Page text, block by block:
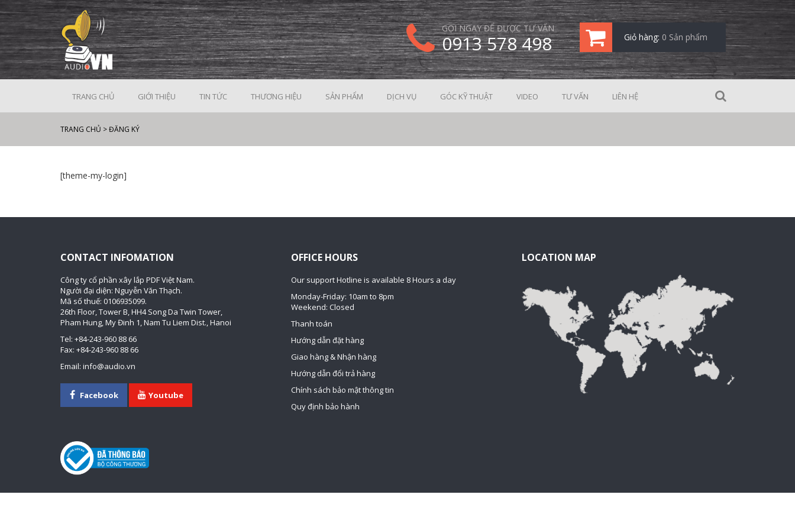
GỌI NGAY ĐỂ ĐƯỢC TƯ VẤN
0913 578 498 Giỏ hàng: 0 Sản phẩm
TRANG CHỦ GIỚI THIỆU TIN TỨC THƯƠNG HIỆU SẢN PHẨM DỊCH VỤ GÓC KỸ THUẬT VIDEO TƯ VẤN LIÊN HỆ
TRANG CHỦ >ĐĂNG KÝ
[theme-my-login]
CONTACT INFOMATION
Công ty cổ phần xây lắp PDF Việt Nam.
Người đại diện: Nguyễn Văn Thạch.
Mã số thuế: 0106935099.
26th Floor, Tower B, HH4 Song Da Twin Tower,
Pham Hung, My Đinh 1, Nam Tu Liem Dist., Hanoi
Tel: +84-243-960 88 66
Fax: +84-243-960 88 66
Email: info@audio.vn
Facebook Youtube
OFFICE HOURS
Our support Hotline is available 8 Hours a day
Monday-Friday: 10am to 8pm
Weekend: Closed
Thanh toán
Hướng dẫn đặt hàng
Giao hàng & Nhận hàng
Hướng dẫn đổi trả hàng
Chính sách bảo mật thông tin
Quy định bảo hành
LOCATION MAP